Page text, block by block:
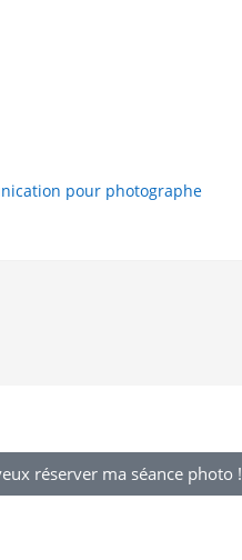
pour photographe
réserver ma séance photo !